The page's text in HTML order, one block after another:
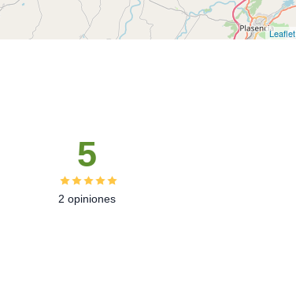
Leaflet
5
2 opiniones